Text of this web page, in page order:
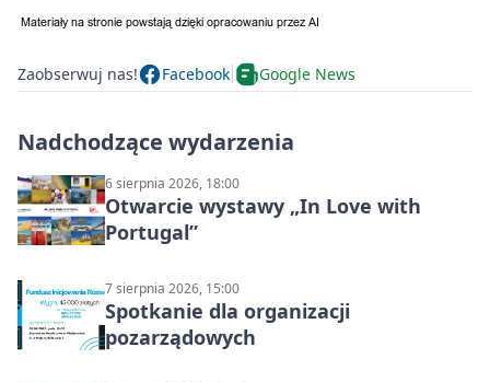
Zaobserwuj nas! Facebook Google News
Nadchodzące wydarzenia
6 sierpnia 2026, 18:00
Otwarcie wystawy „In Love with
Portugal”
7 sierpnia 2026, 15:00
Spotkanie dla organizacji
pozarządowych